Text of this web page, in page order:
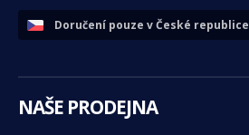
Doručení pouze v České republice
NAŠE PRODEJNA